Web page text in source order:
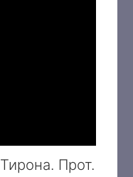
Прот.